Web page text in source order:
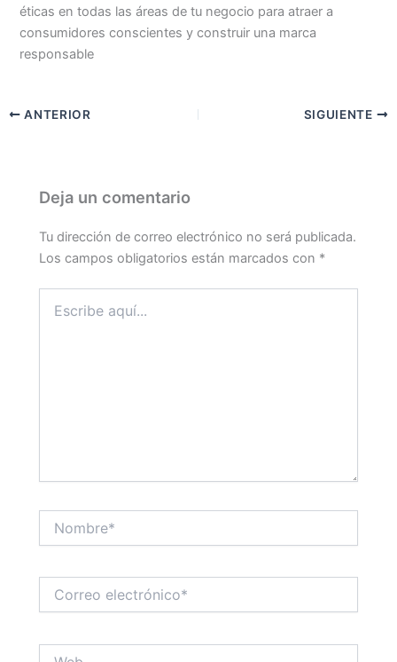
éticas en todas las áreas de tu negocio para atraer a
consumidores conscientes y construir una marca
responsable
ANTERIOR SIGUIENTE
Deja un comentario
Tu dirección de correo electrónico no será publicada.
Los campos obligatorios están marcados con *
aquí...
electrónico*